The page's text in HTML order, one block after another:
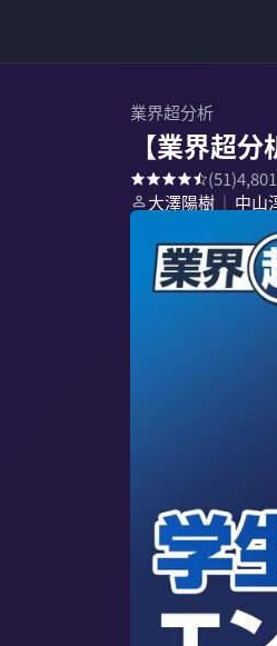
業界超分析
【業界超
(51)4,801
大澤陽樹 ｜ 中山